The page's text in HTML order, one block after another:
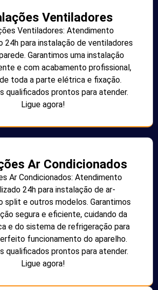
Ventiladores
Ventiladores: Atendimento
24h para instalação de ventiladores
Garantimos uma instalação
e com acabamento profissional,
toda a parte elétrica e fixação.
qualificados prontos para atender.
Ligue agora!
Ar Condicionados
Ar Condicionados: Atendimento
24h para instalação de ar-
split e outros modelos. Garantimos
segura e eficiente, cuidando da
e do sistema de refrigeração para
funcionamento do aparelho.
qualificados prontos para atender.
Ligue agora!